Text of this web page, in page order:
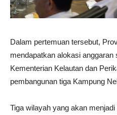
Dalam pertemuan tersebut,
mendapatkan alokasi
Kementerian Kelautan dan
pembangunan tiga Kampung
Tiga wilayah yang akan